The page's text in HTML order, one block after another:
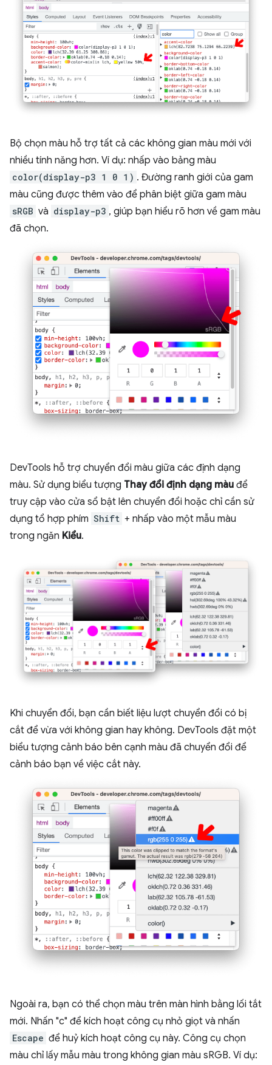
Bộ chọn màu hỗ trợ tất cả các không gian màu mới với
nhiều tính năng hơn. Ví dụ: nhấp vào bảng màu
color(display-p3 1 0 1) . Đường ranh giới của gam
màu cũng được thêm vào để phân biệt giữa gam màu
sRGB và display-p3 , giúp bạn hiểu rõ hơn về gam màu
đã chọn.
DevTools hỗ trợ chuyển đổi màu giữa các định dạng
màu. Sử dụng biểu tượng Thay đổi định dạng màu để
truy cập vào cửa sổ bật lên chuyển đổi hoặc chỉ cần sử
dụng tổ hợp phím Shift + nhấp vào một mẫu màu
trong ngăn Kiểu.
Khi chuyển đổi, bạn cần biết liệu lượt chuyển đổi có bị
cắt để vừa với không gian hay không. DevTools đặt một
biểu tượng cảnh báo bên cạnh màu đã chuyển đổi để
cảnh báo bạn về việc cắt này.
Ngoài ra, bạn có thể chọn màu trên màn hình bằng lối tắt
mới. Nhấn "c" để kích hoạt công cụ nhỏ giọt và nhấn
Escape để huỷ kích hoạt công cụ này. Công cụ chọn
màu chỉ lấy mẫu màu trong không gian màu sRGB. Ví dụ: